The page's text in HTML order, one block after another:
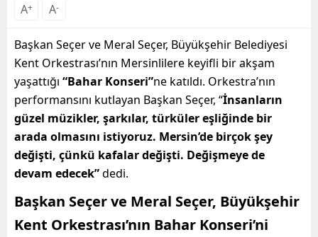
A+ A-
Başkan Seçer ve Meral Seçer, Büyükşehir Belediyesi
Kent Orkestrası’nın Mersinlilere keyifli bir akşam
yaşattığı “Bahar Konseri”ne katıldı. Orkestra’nın
performansını kutlayan Başkan Seçer, “İnsanların
güzel müzikler, şarkılar, türküler eşliğinde bir
arada olmasını istiyoruz. Mersin’de birçok şey
değişti, çünkü kafalar değişti. Değişmeye de
devam edecek”dedi.
Başkan Seçer ve Meral Seçer, Büyükşehir
Kent Orkestrası’nın Bahar Konseri’ni